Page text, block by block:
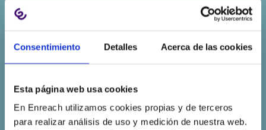
Consentimiento Detalles Acerca de las cookies
Esta página web usa cookies
En Enreach utilizamos cookies propias y de terceros
para realizar análisis de uso y medición de nuestra web.
rendimiento de tus ventas.